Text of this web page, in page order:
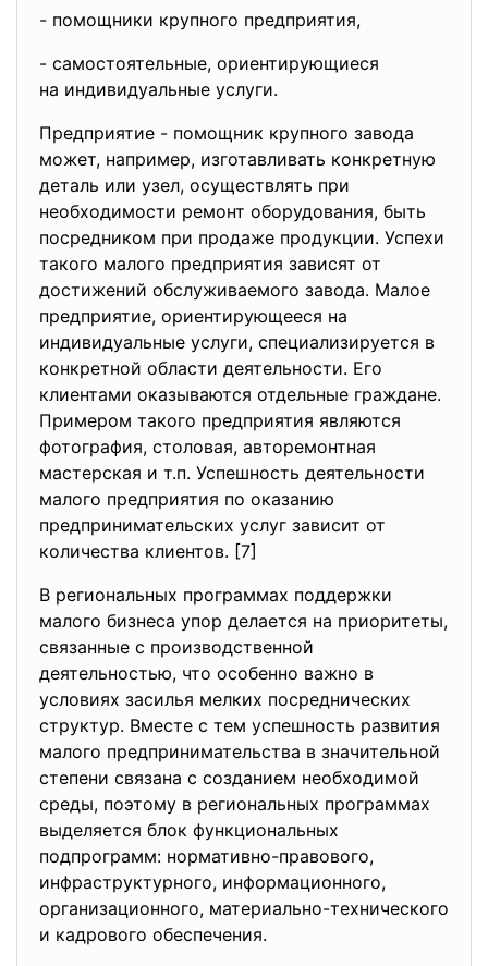
- помощники крупного предприятия,
- самостоятельные, ориентирующиеся
на индивидуальные услуги.
Предприятие - помощник крупного завода
может, например, изготавливать конкретную
деталь или узел, осуществлять при
необходимости ремонт оборудования, быть
посредником при продаже продукции. Успехи
такого малого предприятия зависят от
достижений обслуживаемого завода. Малое
предприятие, ориентирующееся на
индивидуальные услуги, специализируется в
конкретной области деятельности. Его
клиентами оказываются отдельные граждане.
Примером такого предприятия являются
фотография, столовая, авторемонтная
мастерская и т.п. Успешность деятельности
малого предприятия по оказанию
предпринимательских услуг зависит от
количества клиентов. [7]
В региональных программах поддержки
малого бизнеса упор делается на приоритеты,
связанные с производственной
деятельностью, что особенно важно в
условиях засилья мелких посреднических
структур. Вместе с тем успешность развития
малого предпринимательства в значительной
степени связана с созданием необходимой
среды, поэтому в региональных программах
выделяется блок функциональных
подпрограмм: нормативно-правового,
инфраструктурного, информационного,
организационного, материально-технического
и кадрового обеспечения.